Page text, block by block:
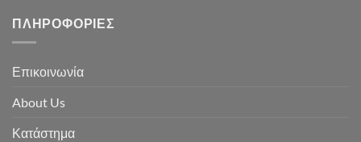
ΠΛΗΡΟΦΟΡΊΕΣ
Επικοινωνία
About Us
Κατάστημα